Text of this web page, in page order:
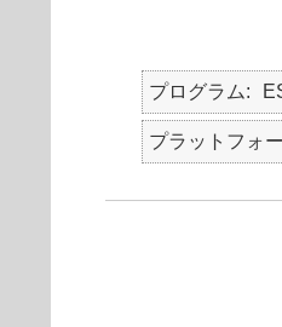
プログラム
プラットフォ